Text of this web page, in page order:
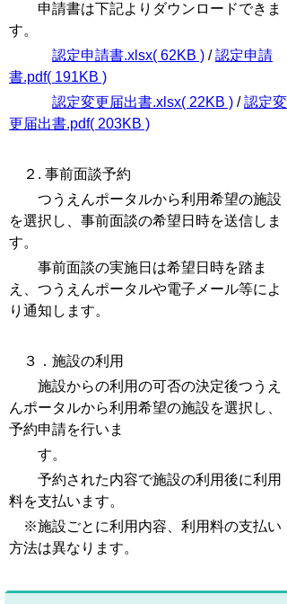
申請書は下記よりダウンロードできま
す。
認定申請書.xlsx( 62KB ) / 認定申請
書.pdf( 191KB )
認定変更届出書.xlsx( 22KB ) / 認定変
更届出書.pdf( 203KB )
２. 事前面談予約
つうえんポータルから利用希望の施設
を選択し、事前面談の希望日時を送信しま
す。
事前面談の実施日は希望日時を踏ま
え、つうえんポータルや電子メール等によ
り通知します。
３．施設の利用
施設からの利用の可否の決定後つうえ
んポータルから利用希望の施設を選択し、
予約申請を行いま
す。
予約された内容で施設の利用後に利用
料を支払います。
※施設ごとに利用内容、利用料の支払い
方法は異なります。